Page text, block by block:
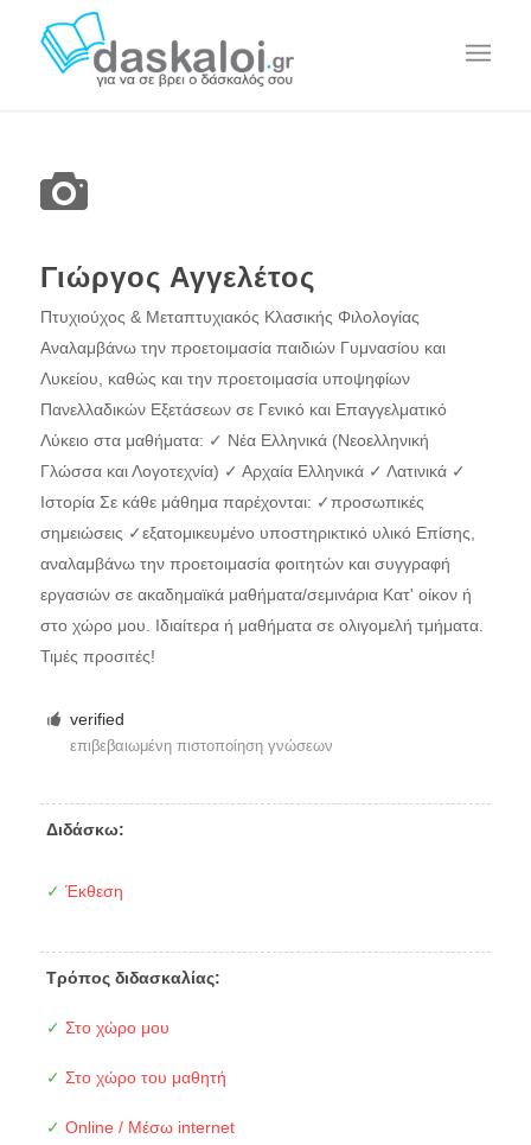
Γιώργος Αγγελέτος
Πτυχιούχος & Μεταπτυχιακός Κλασικής Φιλολογίας
Αναλαμβάνω την προετοιμασία παιδιών Γυμνασίου και
Λυκείου, καθώς και την προετοιμασία υποψηφίων
Πανελλαδικών Εξετάσεων σε Γενικό και Επαγγελματικό
Λύκειο στα μαθήματα: ✓ Νέα Ελληνικά (Νεοελληνική
Γλώσσα και Λογοτεχνία) ✓ Αρχαία Ελληνικά ✓ Λατινικά ✓
Ιστορία Σε κάθε μάθημα παρέχονται: ✓προσωπικές
σημειώσεις ✓εξατομικευμένο υποστηρικτικό υλικό Επίσης,
αναλαμβάνω την προετοιμασία φοιτητών και συγγραφή
εργασιών σε ακαδημαϊκά μαθήματα/σεμινάρια Κατ' οίκον ή
στο χώρο μου. Ιδιαίτερα ή μαθήματα σε ολιγομελή τμήματα.
Τιμές προσιτές!
verified
επιβεβαιωμένη πιστοποίηση γνώσεων
Διδάσκω:
✓ Έκθεση
Τρόπος διδασκαλίας:
✓ Στο χώρο μου
✓ Στο χώρο του μαθητή
✓ Online / Μέσω internet